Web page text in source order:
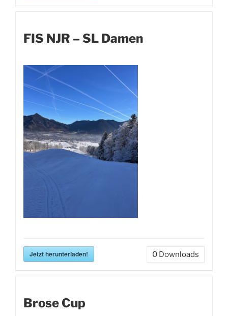
FIS NJR – SL Damen
Jetzt herunterladen! 0 Downloads
Brose Cup